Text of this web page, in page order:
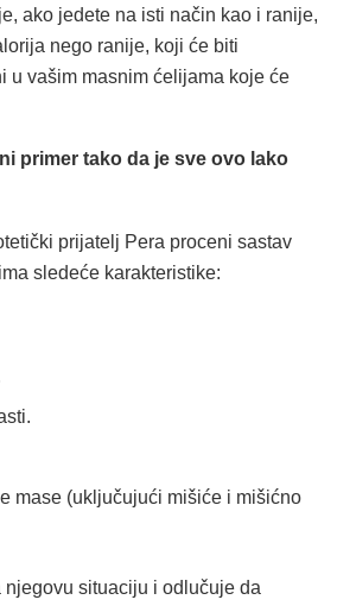
ako jedete na isti način kao i ranije,
nego ranije, koji će biti
u vašim masnim ćelijama koje će
primer tako da je sve ovo lako
prijatelj Pera proceni sastav
sledeće karakteristike:
mase (uključujući mišiće i mišićno
njegovu situaciju i odlučuje da